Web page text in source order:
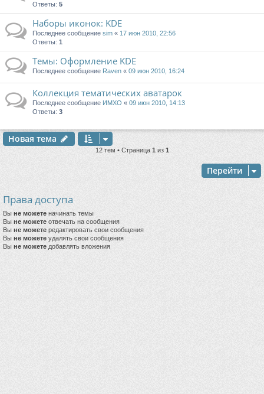
Ответы: 5
Наборы иконок: KDE
Последнее сообщение sim « 17 июн 2010, 22:56
Ответы: 1
Темы: Оформление KDE
Последнее сообщение Raven « 09 июн 2010, 16:24
Коллекция тематических аватарок
Последнее сообщение ИМХО « 09 июн 2010, 14:13
Ответы: 3
Новая тема
12 тем • Страница 1из 1
Перейти
Права доступа
Вы не можете начинать темы
Вы не можете отвечать на сообщения
Вы не можете редактировать свои сообщения
Вы не можете удалять свои сообщения
Вы не можете добавлять вложения